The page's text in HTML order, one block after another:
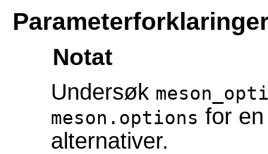
Notat
Undersøk
meson.options for
alternativer.